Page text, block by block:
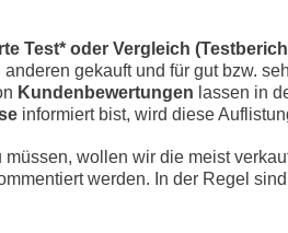
Test* oder Vergleich
gekauft und für gut bzw.
Kundenbewertungen lassen in
informiert bist, wird diese
wollen wir die meist
werden. In der Regel